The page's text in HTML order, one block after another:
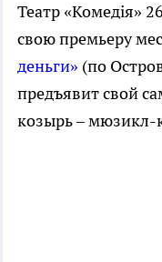
Театр «Комедiя»
свою премьеру
деньги» (по
предъявит свой
козырь – мюзикл-